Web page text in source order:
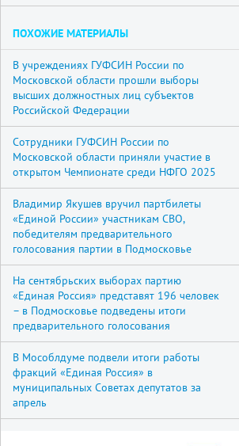
ПОХОЖИЕ МАТЕРИАЛЫ
В учреждениях ГУФСИН России по
Московской области прошли выборы
высших должностных лиц субъектов
Российской Федерации
Сотрудники ГУФСИН России по
Московской области приняли участие в
открытом Чемпионате среди НФГО 2025
Владимир Якушев вручил партбилеты
«Единой России» участникам СВО,
победителям предварительного
голосования партии в Подмосковье
На сентябрьских выборах партию
«Единая Россия» представят 196 человек
– в Подмосковье подведены итоги
предварительного голосования
В Мособлдуме подвели итоги работы
фракций «Единая Россия» в
муниципальных Советах депутатов за
апрель